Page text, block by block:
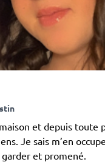
maison et depuis toute
Je sais m’en
et promené.